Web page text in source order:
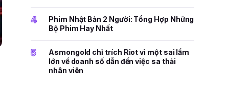
4
Phim Nhật Bản 2 Người: Tổng Hợp Những
Bộ Phim Hay Nhất
5
Asmongold chỉ trích Riot vì một sai lầm
lớn về doanh số dẫn đến việc sa thải
nhân viên